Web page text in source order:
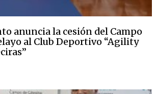
anuncia la cesión del Campo
al Club Deportivo “Agility